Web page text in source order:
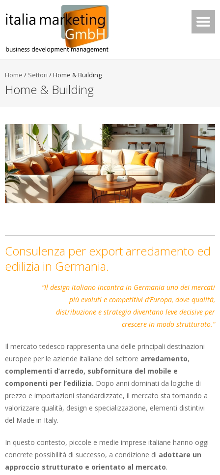
Home / Settori /Home & Building
Home & Building
Consulenza per export arredamento ed
edilizia in Germania.
“Il design italiano incontra in Germania uno dei mercati
più evoluti e competitivi d’Europa, dove qualità,
distribuzione e strategia diventano leve decisive per
crescere in modo strutturato.”
Il mercato tedesco rappresenta una delle principali destinazioni
europee per le aziende italiane del settore arredamento,
complementi d’arredo, subfornitura del mobile e
componenti per l’edilizia. Dopo anni dominati da logiche di
prezzo e importazioni standardizzate, il mercato sta tornando a
valorizzare qualità, design e specializzazione, elementi distintivi
del Made in Italy.
In questo contesto, piccole e medie imprese italiane hanno oggi
concrete possibilità di successo, a condizione di adottare un
approccio strutturato e orientato al mercato.